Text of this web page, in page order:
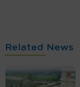
Related News